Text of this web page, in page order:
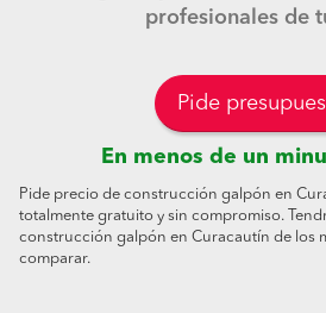
profesionales de
Pide
En menos de un
Pide precio de construcción galpón en
totalmente gratuito y sin compromiso.
construcción galpón en Curacautín de los
comparar.